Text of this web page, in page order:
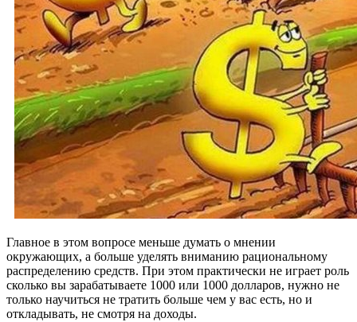
Главное в этом вопросе меньше думать о мнении
окружающих, а больше уделять вниманию рациональному
распределению средств. При этом практически не играет роль
сколько вы зарабатываете 1000 или 1000 долларов, нужно не
только научиться не тратить больше чем у вас есть, но и
откладывать, не смотря на доходы.